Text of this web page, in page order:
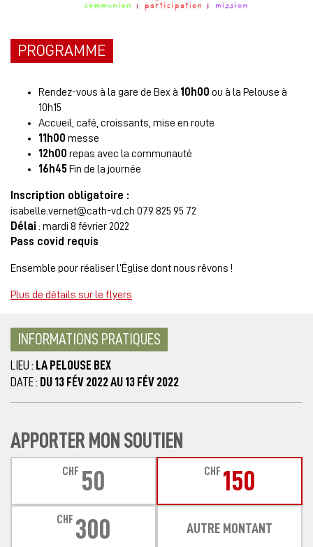
PROGRAMME
Rendez-vous à la gare de Bex à 10h00 ou à la Pelouse à
10h15
Accueil, café, croissants, mise en route
11h00 messe
12h00 repas avec la communauté
16h45 Fin de la journée
Inscription obligatoire :
isabelle.vernet@cath-vd.ch 079 825 95 72
Délai : mardi 8 février 2022
Pass covid requis
Ensemble pour réaliser l’Église dont nous rêvons !
Plus de détails sur le flyers
INFORMATIONS PRATIQUES
LIEU : LA PELOUSE BEX
DATE : DU 13 FÉV 2022 AU 13 FÉV 2022
APPORTER MON SOUTIEN
CHF 50 CHF 150
CHF 300 AUTRE MONTANT